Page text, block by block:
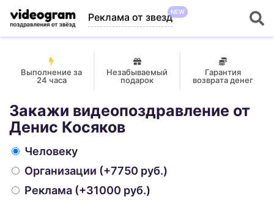
Реклама от звездNEW
Выполнение за
24 часа
Незабываемый
подарок
Гарантия
возврата денег
Закажи видеопоздравление от
Денис Косяков
Человеку
Организации (+7750 руб.)
Реклама (+31000 руб.)